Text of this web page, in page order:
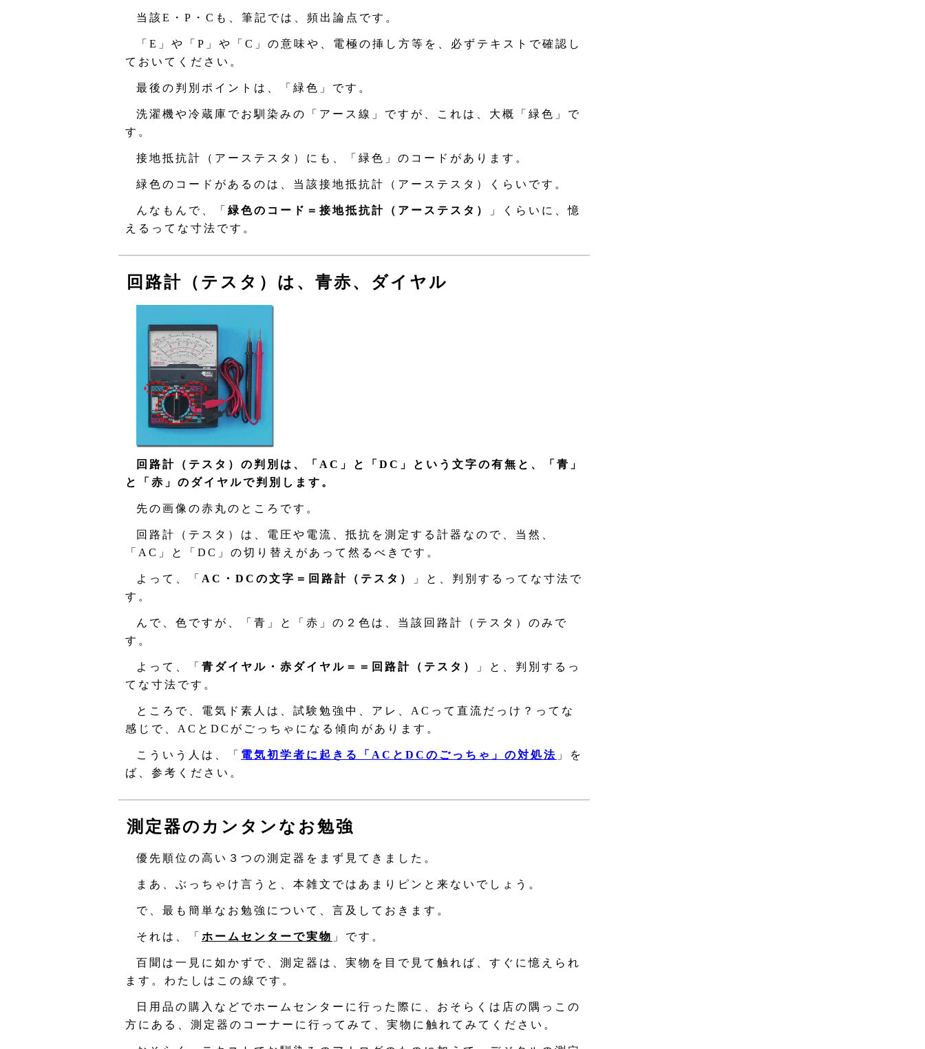
当該E・P・Cも、筆記では、頻出論点です。
「E」や「P」や「C」の意味や、電極の挿し方等を、必ずテキストで確認し
ておいてください。
最後の判別ポイントは、「緑色」です。
洗濯機や冷蔵庫でお馴染みの「アース線」ですが、これは、大概「緑色」で
す。
接地抵抗計（アーステスタ）にも、「緑色」のコードがあります。
緑色のコードがあるのは、当該接地抵抗計（アーステスタ）くらいです。
んなもんで、「 緑色のコード＝接地抵抗計（アーステスタ）
」くらいに、憶
えるってな寸法です。
回路計（テスタ）は、青赤、ダイヤル
回路計（テスタ）の判別は、「AC」と「DC」という文字の有無と、「青」
と「赤」のダイヤルで判別します。
先の画像の赤丸のところです。
回路計（テスタ）は、電圧や電流、抵抗を測定する計器なので、当然、
「AC」と「DC」の切り替えがあって然るべきです。
よって、「 AC・DCの文字＝回路計（テスタ）
」と、判別するってな寸法で
す。
んで、色ですが、「青」と「赤」の２色は、当該回路計（テスタ）のみで
す。
よって、「 青ダイヤル・赤ダイヤル＝＝回路計（テスタ）
」と、判別するっ
てな寸法です。
ところで、電気ド素人は、試験勉強中、アレ、ACって直流だっけ？ってな
感じで、ACとDCがごっちゃになる傾向があります。
こういう人は、「 電気初学者に起きる「ACとDCのごっちゃ」の対処法 」を
ば、参考ください。
測定器のカンタンなお勉強
優先順位の高い３つの測定器をまず見てきました。
まあ、ぶっちゃけ言うと、本雑文ではあまりピンと来ないでしょう。
で、最も簡単なお勉強について、言及しておきます。
それは、「 ホームセンターで実物 」です。
百聞は一見に如かずで、測定器は、実物を目で見て触れば、すぐに憶えられ
ます。わたしはこの線です。
日用品の購入などでホームセンターに行った際に、おそらくは店の隅っこの
方にある、測定器のコーナーに行ってみて、実物に触れてみてください。